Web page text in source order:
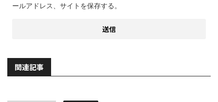
ールアドレス、サイトを保存する。
関連記事